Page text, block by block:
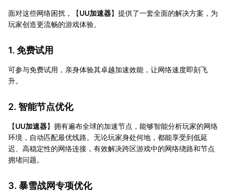
面对这些网络困扰，【UU加速器】提供了一套全面的解决方案，为
玩家创造更流畅的游戏体验。
1. 免费试用
可参与免费试用，亲身体验其卓越加速效能，让网络速度即刻飞
升。
2. 智能节点优化
【UU加速器】拥有遍布全球的加速节点，能够智能分析玩家的网络
环境，自动匹配最优线路。无论玩家身处何地，都能享受到低延
迟、高稳定性的网络连接，有效解决跨区游戏中的网络绕路和节点
拥堵问题。
3. 暴雪战网专项优化